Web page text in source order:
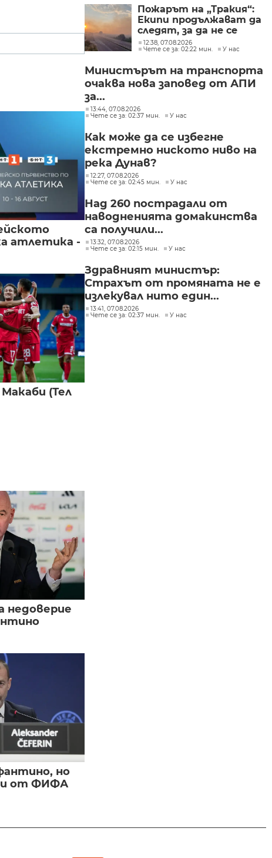
атлетика -
(Тел
недоверие
но
от ФИФА
разбитата
лаборатория за
фентанил
Пожарът на „Тракия“:
Екипи продължават да
следят, за да не се
разпространява
огънят
12:38, 07.08.2026
Чете се за: 02:22 мин.
У нас
Министърът на транспорта
очаква нова заповед от АПИ
за...
13:44, 07.08.2026
Чете се за: 02:37 мин.
У нас
Как може да се избегне
екстремно ниското ниво на
река Дунав?
12:27, 07.08.2026
Чете се за: 02:45 мин.
У нас
Над 260 пострадали от
наводненията домакинства
са получили...
13:32, 07.08.2026
Чете се за: 02:15 мин.
У нас
Здравният министър:
Страхът от промяната не е
излекувал нито един...
13:41, 07.08.2026
Чете се за: 02:37 мин.
У нас